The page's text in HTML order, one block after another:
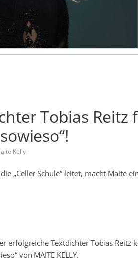
Tobias Reitz
Kelly
„Celler Schule“ leitet, macht Maite
erfolgreiche Textdichter Tobias Reitz
von MAITE KELLY.